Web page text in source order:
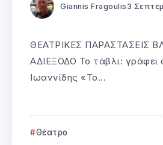
Giannis Fragoulis 3
ΘΕΑΤΡΙΚΕΣ ΠΑΡΑΣΤΑΣΕΙΣ
ΑΔΙΕΞΟΔΟ Το τάβλι: γράφει
Ιωαννίδης «Το...
Θέατρο